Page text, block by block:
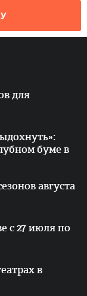
для
буме в
августа
с 27 июля по
в